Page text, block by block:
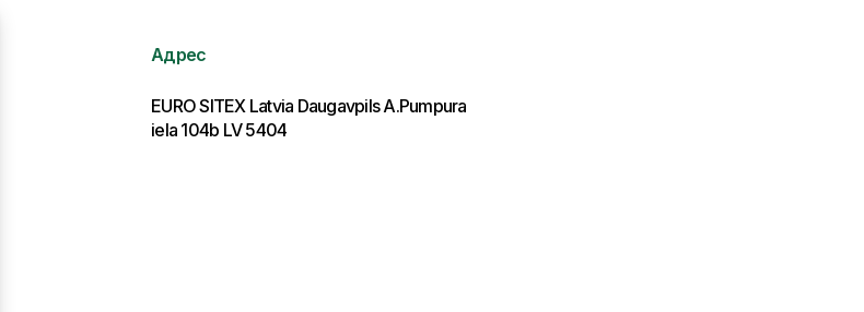
Адрес
EURO SITEX Latvia Daugavpils A.Pumpura
iela 104b LV 5404